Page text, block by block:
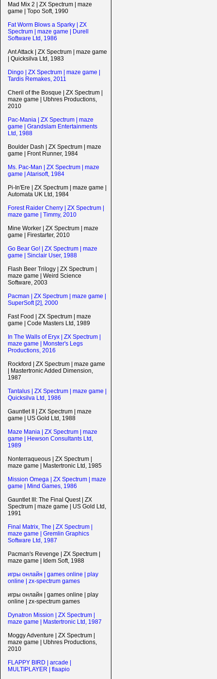
Mad Mix 2 | ZX Spectrum | maze
game | Topo Soft, 1990
Fat Worm Blows a Sparky | ZX
Spectrum | maze game | Durell
Software Ltd, 1986
Ant Attack | ZX Spectrum | maze game
| Quicksilva Ltd, 1983
Dingo | ZX Spectrum | maze game |
Tardis Remakes, 2011
Cheril of the Bosque | ZX Spectrum |
maze game | Ubhres Productions,
2010
Pac-Mania | ZX Spectrum | maze
game | Grandslam Entertainments
Ltd, 1988
Boulder Dash | ZX Spectrum | maze
game | Front Runner, 1984
Ms. Pac-Man | ZX Spectrum | maze
game | Atarisoft, 1984
Pi-In'Ere | ZX Spectrum | maze game |
Automata UK Ltd, 1984
Forest Raider Cherry | ZX Spectrum |
maze game | Timmy, 2010
Mine Worker | ZX Spectrum | maze
game | Firestarter, 2010
Go Bear Go! | ZX Spectrum | maze
game | Sinclair User, 1988
Flash Beer Trilogy | ZX Spectrum |
maze game | Weird Science
Software, 2003
Pacman | ZX Spectrum | maze game |
SuperSoft [2], 2000
Fast Food | ZX Spectrum | maze
game | Code Masters Ltd, 1989
In The Walls of Eryx | ZX Spectrum |
maze game | Monster's Legs
Productions, 2016
Rockford | ZX Spectrum | maze game
| Mastertronic Added Dimension,
1987
Tantalus | ZX Spectrum | maze game |
Quicksilva Ltd, 1986
Gauntlet II | ZX Spectrum | maze
game | US Gold Ltd, 1988
Maze Mania | ZX Spectrum | maze
game | Hewson Consultants Ltd,
1989
Nonterraqueous | ZX Spectrum |
maze game | Mastertronic Ltd, 1985
Mission Omega | ZX Spectrum | maze
game | Mind Games, 1986
Gauntlet III: The Final Quest | ZX
Spectrum | maze game | US Gold Ltd,
1991
Final Matrix, The | ZX Spectrum |
maze game | Gremlin Graphics
Software Ltd, 1987
Pacman's Revenge | ZX Spectrum |
maze game | Idem Soft, 1988
игры онлайн | games online | play
online | zx-spectrum games
игры онлайн | games online | play
online | zx-spectrum games
Dynatron Mission | ZX Spectrum |
maze game | Mastertronic Ltd, 1987
Moggy Adventure | ZX Spectrum |
maze game | Ubhres Productions,
2010
FLAPPY BIRD | arcade |
MULTIPLAYER | flaapio